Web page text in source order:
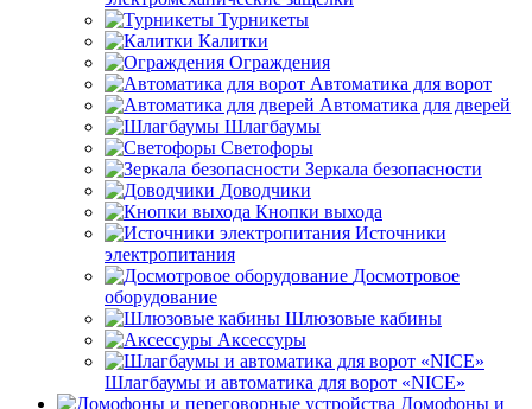
Турникеты
Калитки
Ограждения
Автоматика для ворот
Автоматика для дверей
Шлагбаумы
Светофоры
Зеркала безопасности
Доводчики
Кнопки выхода
Источники
электропитания
Досмотровое
оборудование
Шлюзовые кабины
Аксессуры
Шлагбаумы и автоматика для ворот «NICE»
Домофоны и